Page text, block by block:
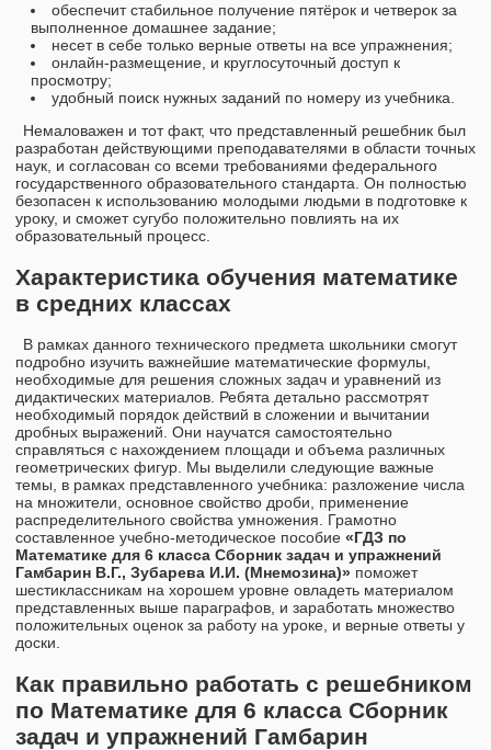
обеспечит стабильное получение пятёрок и четверок за
выполненное домашнее задание;
несет в себе только верные ответы на все упражнения;
онлайн-размещение, и круглосуточный доступ к
просмотру;
удобный поиск нужных заданий по номеру из учебника.
Немаловажен и тот факт, что представленный решебник был
разработан действующими преподавателями в области точных
наук, и согласован со всеми требованиями федерального
государственного образовательного стандарта. Он полностью
безопасен к использованию молодыми людьми в подготовке к
уроку, и сможет сугубо положительно повлиять на их
образовательный процесс.
Характеристика обучения математике
в средних классах
В рамках данного технического предмета школьники смогут
подробно изучить важнейшие математические формулы,
необходимые для решения сложных задач и уравнений из
дидактических материалов. Ребята детально рассмотрят
необходимый порядок действий в сложении и вычитании
дробных выражений. Они научатся самостоятельно
справляться с нахождением площади и объема различных
геометрических фигур. Мы выделили следующие важные
темы, в рамках представленного учебника: разложение числа
на множители, основное свойство дроби, применение
распределительного свойства умножения. Грамотно
составленное учебно-методическое пособие «ГДЗ по
Математике для 6 класса Сборник задач и упражнений
Гамбарин В.Г., Зубарева И.И. (Мнемозина)» поможет
шестиклассникам на хорошем уровне овладеть материалом
представленных выше параграфов, и заработать множество
положительных оценок за работу на уроке, и верные ответы у
доски.
Как правильно работать с решебником
по Математике для 6 класса Сборник
задач и упражнений Гамбарин